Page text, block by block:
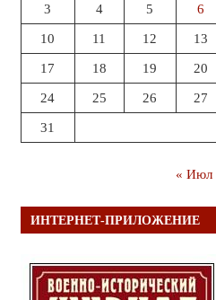
3 4 5 6
10 11 12 13
17 18 19 20
24 25 26 27
31
« Июл
ИНТЕРНЕТ-ПРИЛОЖЕНИЕ